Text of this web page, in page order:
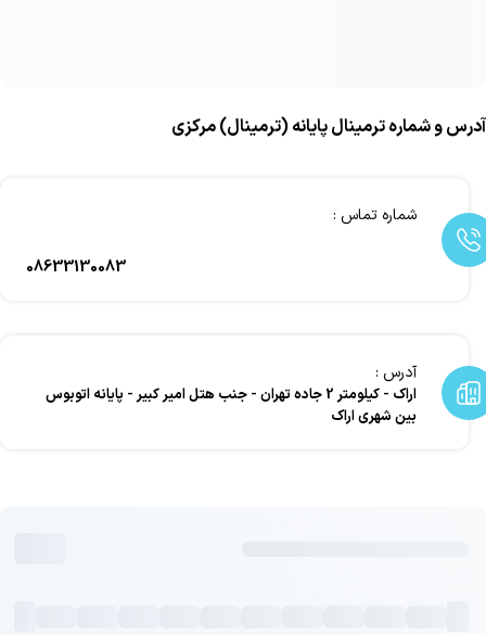
آدرس و شماره ترمینال پایانه (ترمینال) مرکزی
شماره تماس :
08633130083
آدرس :
اراک - کیلومتر 2 جاده تهران - جنب هتل امیر کبیر - پایانه اتوبوس
بین شهری اراک